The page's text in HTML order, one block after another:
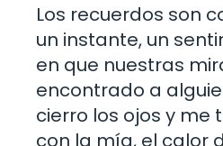
Los recuerdos son
un instante, un
en que nuestras
encontrado a
cierro los ojos y
con la mía, el calor